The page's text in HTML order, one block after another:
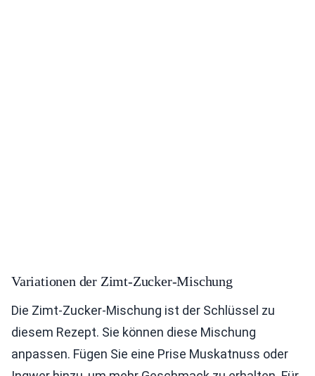
Variationen der Zimt-Zucker-Mischung
Die Zimt-Zucker-Mischung ist der Schlüssel zu
diesem Rezept. Sie können diese Mischung
anpassen. Fügen Sie eine Prise Muskatnuss oder